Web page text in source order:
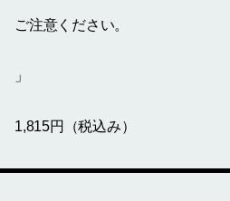
ご注意ください。
」
1,815円（税込み）